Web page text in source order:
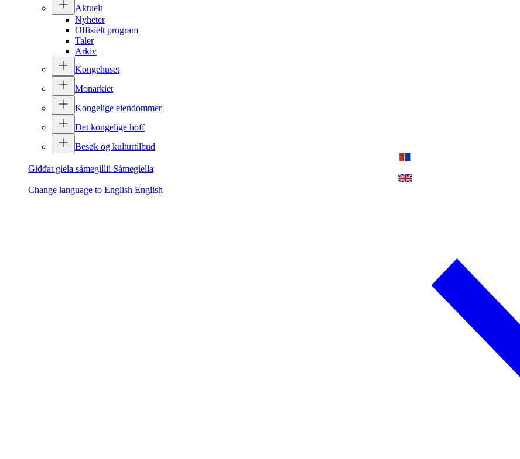
Aktuelt
Nyheter
Offisielt program
Taler
Arkiv
Kongehuset
Monarkiet
Kongelige eiendommer
Det kongelige hoff
Besøk og kulturtilbud
Giđđat giela sámegillii Sámegiella
Change language to English English